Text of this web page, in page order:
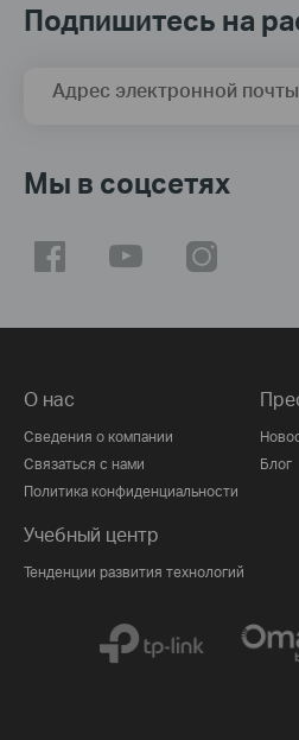
Подпишитесь на
Адрес электронной почты
Мы в соцсетях
О нас
Сведения о компании
Связаться с нами
Политика конфиденциальности
Блог
Учебный центр
Тенденции развития технологий